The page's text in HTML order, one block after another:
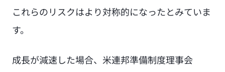
これらのリスクはより対称的になったとみていま
す。
成長が減速した場合、米連邦準備制度理事会